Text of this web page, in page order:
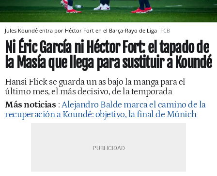
Jules Koundé entra por Héctor Fort en el Barça-Rayo de Liga FCB
Ni Éric García ni Héctor Fort: el tapado de
la Masía que llega para sustituir a Koundé
Hansi Flick se guarda un as bajo la manga para el
último mes, el más decisivo, de la temporada
Más noticias :Alejandro Balde marca el camino de la
recuperación a Koundé: objetivo, la final de Múnich